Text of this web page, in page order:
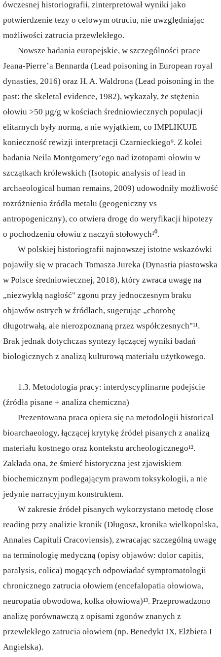
ówczesnej historiografii, zinterpretował wyniki jako
potwierdzenie tezy o celowym otruciu, nie uwzględniając
możliwości zatrucia przewlekłego.
Nowsze badania europejskie, w szczególności prace
Jeana-Pierre’a Bennarda (Lead poisoning in European royal
dynasties, 2016) oraz H. A. Waldrona (Lead poisoning in the
past: the skeletal evidence, 1982), wykazały, że stężenia
ołowiu >50 µg/g w kościach średniowiecznych populacji
elitarnych były normą, a nie wyjątkiem, co IMPLIKUJE
konieczność rewizji interpretacji Czarnieckiego⁹. Z kolei
badania Neila Montgomery’ego nad izotopami ołowiu w
szczątkach królewskich (Isotopic analysis of lead in
archaeological human remains, 2009) udowodniły możliwość
rozróżnienia źródła metalu (geogeniczny vs
antropogeniczny), co otwiera drogę do weryfikacji hipotezy
o pochodzeniu ołowiu z naczyń stołowych¹⁰.
W polskiej historiografii najnowszej istotne wskazówki
pojawiły się w pracach Tomasza Jureka (Dynastia piastowska
w Polsce średniowiecznej, 2018), który zwraca uwagę na
„niezwykłą nagłość" zgonu przy jednoczesnym braku
objawów ostrych w źródłach, sugerując „chorobę
długotrwałą, ale nierozpoznaną przez współczesnych"¹¹.
Brak jednak dotychczas syntezy łączącej wyniki badań
biologicznych z analizą kulturową materiału użytkowego.
1.3. Metodologia pracy: interdyscyplinarne podejście
(źródła pisane + analiza chemiczna)
Prezentowana praca opiera się na metodologii historical
bioarchaeology, łączącej krytykę źródeł pisanych z analizą
materiału kostnego oraz kontekstu archeologicznego¹².
Zakłada ona, że śmierć historyczna jest zjawiskiem
biochemicznym podlegającym prawom toksykologii, a nie
jedynie narracyjnym konstruktem.
W zakresie źródeł pisanych wykorzystano metodę close
reading przy analizie kronik (Długosz, kronika wielkopolska,
Annales Capituli Cracoviensis), zwracając szczególną uwagę
na terminologię medyczną (opisy objawów: dolor capitis,
paralysis, colica) mogących odpowiadać symptomatologii
chronicznego zatrucia ołowiem (encefalopatia ołowiowa,
neuropatia obwodowa, kolka ołowiowa)¹³. Przeprowadzono
analizę porównawczą z opisami zgonów znanych z
przewlekłego zatrucia ołowiem (np. Benedykt IX, Elżbieta I
Angielska).